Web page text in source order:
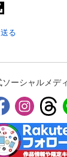
報
る
ソーシャルメデ